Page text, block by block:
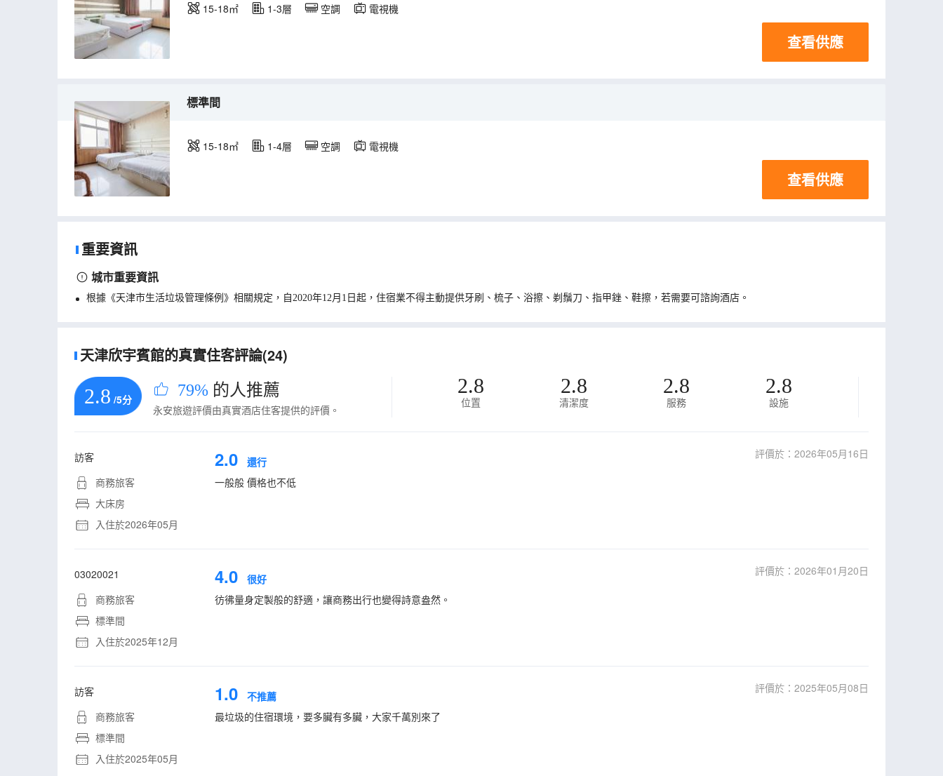
15-18㎡ 1-3層 空調 電視機
查看供應
標準間
15-18㎡ 1-4層 空調 電視機
查看供應
重要資訊
城市重要資訊
根據《天津市生活垃圾管理條例》相關規定，自2020年12月1日起，住宿業不得主動提供牙刷、梳子、浴擦、剃鬚刀、指甲銼、鞋擦，若需要可諮詢酒店。
天津欣宇賓館的真實住客評論(24)
2.8 /5分 79% 的人推薦
永安旅遊評價由真實酒店住客提供的評價。
2.8
位置
2.8
清潔度
2.8
服務
2.8
設施
訪客
商務旅客
大床房
入住於2026年05月
2.0 還行
評價於：2026年05月16日
一般般 價格也不低
03020021
商務旅客
標準間
入住於2025年12月
4.0 很好
評價於：2026年01月20日
彷彿量身定製般的舒適，讓商務出行也變得詩意盎然。
訪客
商務旅客
標準間
入住於2025年05月
1.0 不推薦
評價於：2025年05月08日
最垃圾的住宿環境，要多臟有多臟，大家千萬別來了